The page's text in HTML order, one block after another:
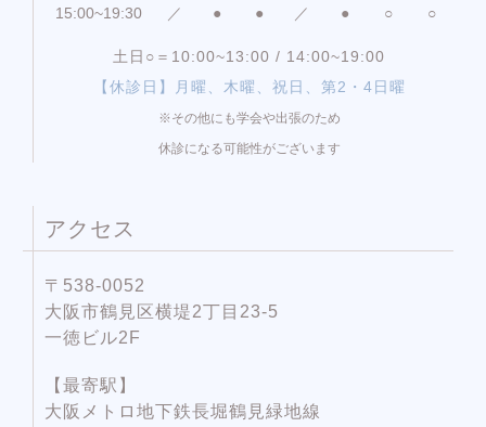
15:00~19:30 ／ ● ● ／ ● ○ ○
土日○＝10:00~13:00 / 14:00~19:00
【休診日】月曜、木曜、祝日、第2・4日曜
※その他にも学会や出張のため
休診になる可能性がございます
アクセス
〒538-0052
大阪市鶴見区横堤2丁目23-5
一徳ビル2F
【最寄駅】
大阪メトロ地下鉄長堀鶴見緑地線